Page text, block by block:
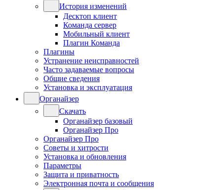
История изменений
Десктоп клиент
Команда сервер
Мобильный клиент
Плагин Команда
Плагины
Устранение неисправностей
Часто задаваемые вопросы
Общие сведения
Установка и эксплуатация
Органайзер
Скачать
Органайзер базовый
Органайзер Про
Органайзер Про
Советы и хитрости
Установка и обновления
Параметры
Защита и приватность
Электронная почта и сообщения